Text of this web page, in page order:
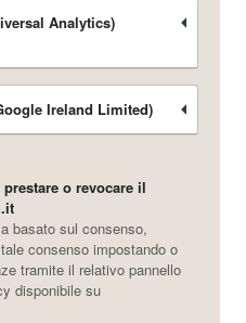
Analytics)
Ireland Limited)
o revocare il
basato sul consenso,
consenso impostando o
tramite il relativo pannello
disponibile su